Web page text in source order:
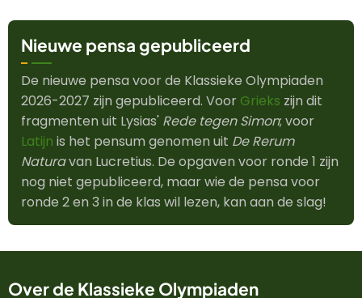
Nieuwe pensa gepubliceerd
De nieuwe pensa voor de Klassieke Olympiaden
2026-2027 zijn gepubliceerd. Voor Grieks zijn dit
fragmenten uit Lysias' Rede tegen Simon; voor
Latijn is het pensum genomen uit De Rerum
Naturavan Lucretius. De opgaven voor ronde 1 zijn
nog niet gepubliceerd, maar wie de pensa voor
ronde 2 en 3 in de klas wil lezen, kan aan de slag!
Over de Klassieke Olympiaden